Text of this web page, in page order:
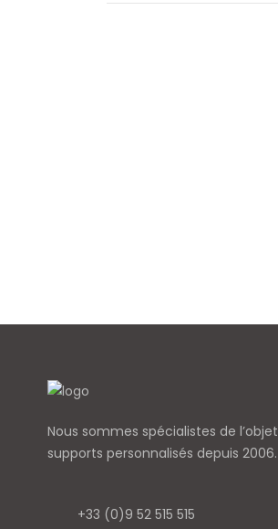
Nous sommes spécialistes de l’objet
supports personnalisés depuis 2006.
+33 (0)9 52 515 515